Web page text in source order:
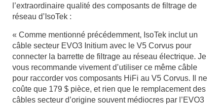
l’extraordinaire qualité des composants de filtrage de
réseau d’IsoTek :
« Comme mentionné précédemment, IsoTek inclut un
câble secteur EVO3 Initium avec le V5 Corvus pour
connecter la barrette de filtrage au réseau électrique. Je
vous recommande vivement d’utiliser ce même câble
pour raccorder vos composants HiFi au V5 Corvus. Il ne
coûte que 179 $ pièce, et rien que le remplacement des
câbles secteur d’origine souvent médiocres par l’EVO3